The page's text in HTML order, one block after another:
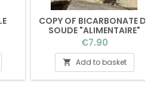
COPY OF BICARBONATE DE
SOUDE "ALIMENTAIRE"
Price
€7.90
 Add to basket